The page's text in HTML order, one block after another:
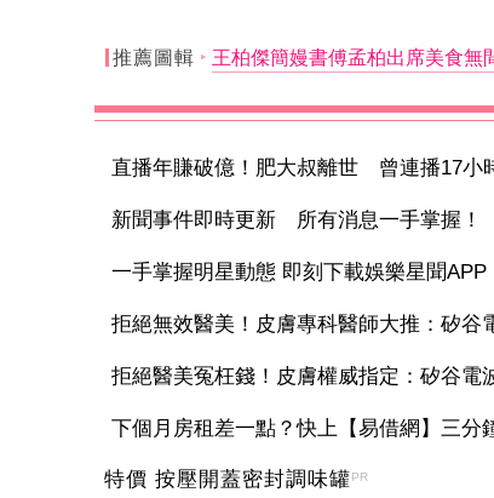
推薦圖輯 王柏傑簡嫚書傅孟柏出席美食無
直播年賺破億！肥大叔離世 曾連播17小
新聞事件即時更新 所有消息一手掌握！
一手掌握明星動態 即刻下載娛樂星聞APP
拒絕無效醫美！皮膚專科醫師大推：矽谷
拒絕醫美冤枉錢！皮膚權威指定：矽谷電
下個月房租差一點？快上【易借網】三分
特價 按壓開蓋密封調味罐PR